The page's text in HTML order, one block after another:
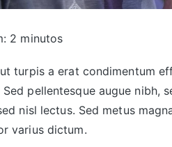
2 minutos
turpis a erat condimentum
pellentesque augue nibh,
nisl lectus. Sed metus
varius dictum.